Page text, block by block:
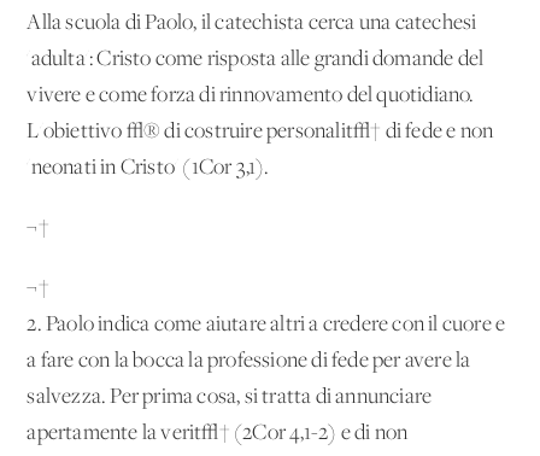
Alla scuola di Paolo, il catechista cerca una catechesi
'adulta': Cristo come risposta alle grandi domande del
vivere e come forza di rinnovamento del quotidiano.
L'obiettivo √® di costruire personalit√† di fede e non
'neonati in Cristo' (1Cor 3,1).
¬†
¬†
2. Paolo indica come aiutare altri a credere con il cuore e
a fare con la bocca la professione di fede per avere la
salvezza. Per prima cosa, si tratta di annunciare
apertamente la verit√† (2Cor 4,1-2) e di non